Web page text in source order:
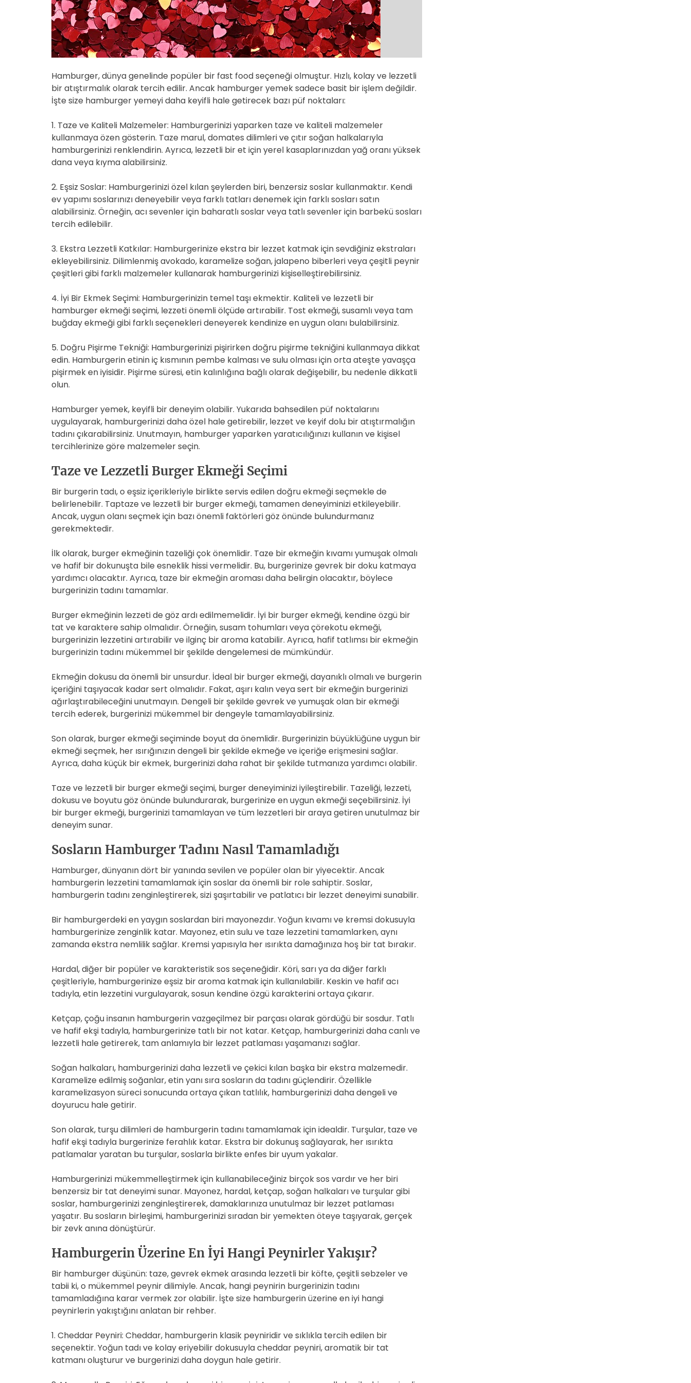
t
i
m
e
Hamburger, dünya genelinde popüler bir fast food seçeneği olmuştur. Hızlı, kolay ve lezzetli
bir atıştırmalık olarak tercih edilir. Ancak hamburger yemek sadece basit bir işlem değildir.
İşte size hamburger yemeyi daha keyifli hale getirecek bazı püf noktaları:
1. Taze ve Kaliteli Malzemeler: Hamburgerinizi yaparken taze ve kaliteli malzemeler
kullanmaya özen gösterin. Taze marul, domates dilimleri ve çıtır soğan halkalarıyla
hamburgerinizi renklendirin. Ayrıca, lezzetli bir et için yerel kasaplarınızdan yağ oranı yüksek
dana veya kıyma alabilirsiniz.
2. Eşsiz Soslar: Hamburgerinizi özel kılan şeylerden biri, benzersiz soslar kullanmaktır. Kendi
ev yapımı soslarınızı deneyebilir veya farklı tatları denemek için farklı sosları satın
alabilirsiniz. Örneğin, acı sevenler için baharatlı soslar veya tatlı sevenler için barbekü sosları
tercih edilebilir.
3. Ekstra Lezzetli Katkılar: Hamburgerinize ekstra bir lezzet katmak için sevdiğiniz ekstraları
ekleyebilirsiniz. Dilimlenmiş avokado, karamelize soğan, jalapeno biberleri veya çeşitli peynir
çeşitleri gibi farklı malzemeler kullanarak hamburgerinizi kişiselleştirebilirsiniz.
4. İyi Bir Ekmek Seçimi: Hamburgerinizin temel taşı ekmektir. Kaliteli ve lezzetli bir
hamburger ekmeği seçimi, lezzeti önemli ölçüde artırabilir. Tost ekmeği, susamlı veya tam
buğday ekmeği gibi farklı seçenekleri deneyerek kendinize en uygun olanı bulabilirsiniz.
5. Doğru Pişirme Tekniği: Hamburgerinizi pişirirken doğru pişirme tekniğini kullanmaya dikkat
edin. Hamburgerin etinin iç kısmının pembe kalması ve sulu olması için orta ateşte yavaşça
pişirmek en iyisidir. Pişirme süresi, etin kalınlığına bağlı olarak değişebilir, bu nedenle dikkatli
olun.
Hamburger yemek, keyifli bir deneyim olabilir. Yukarıda bahsedilen püf noktalarını
uygulayarak, hamburgerinizi daha özel hale getirebilir, lezzet ve keyif dolu bir atıştırmalığın
tadını çıkarabilirsiniz. Unutmayın, hamburger yaparken yaratıcılığınızı kullanın ve kişisel
tercihlerinize göre malzemeler seçin.
Taze ve Lezzetli Burger Ekmeği Seçimi
Bir burgerin tadı, o eşsiz içerikleriyle birlikte servis edilen doğru ekmeği seçmekle de
belirlenebilir. Taptaze ve lezzetli bir burger ekmeği, tamamen deneyiminizi etkileyebilir.
Ancak, uygun olanı seçmek için bazı önemli faktörleri göz önünde bulundurmanız
gerekmektedir.
İlk olarak, burger ekmeğinin tazeliği çok önemlidir. Taze bir ekmeğin kıvamı yumuşak olmalı
ve hafif bir dokunuşta bile esneklik hissi vermelidir. Bu, burgerinize gevrek bir doku katmaya
yardımcı olacaktır. Ayrıca, taze bir ekmeğin aroması daha belirgin olacaktır, böylece
burgerinizin tadını tamamlar.
Burger ekmeğinin lezzeti de göz ardı edilmemelidir. İyi bir burger ekmeği, kendine özgü bir
tat ve karaktere sahip olmalıdır. Örneğin, susam tohumları veya çörekotu ekmeği,
burgerinizin lezzetini artırabilir ve ilginç bir aroma katabilir. Ayrıca, hafif tatlımsı bir ekmeğin
burgerinizin tadını mükemmel bir şekilde dengelemesi de mümkündür.
Ekmeğin dokusu da önemli bir unsurdur. İdeal bir burger ekmeği, dayanıklı olmalı ve burgerin
içeriğini taşıyacak kadar sert olmalıdır. Fakat, aşırı kalın veya sert bir ekmeğin burgerinizi
ağırlaştırabileceğini unutmayın. Dengeli bir şekilde gevrek ve yumuşak olan bir ekmeği
tercih ederek, burgerinizi mükemmel bir dengeyle tamamlayabilirsiniz.
Son olarak, burger ekmeği seçiminde boyut da önemlidir. Burgerinizin büyüklüğüne uygun bir
ekmeği seçmek, her ısırığınızın dengeli bir şekilde ekmeğe ve içeriğe erişmesini sağlar.
Ayrıca, daha küçük bir ekmek, burgerinizi daha rahat bir şekilde tutmanıza yardımcı olabilir.
Taze ve lezzetli bir burger ekmeği seçimi, burger deneyiminizi iyileştirebilir. Tazeliği, lezzeti,
dokusu ve boyutu göz önünde bulundurarak, burgerinize en uygun ekmeği seçebilirsiniz. İyi
bir burger ekmeği, burgerinizi tamamlayan ve tüm lezzetleri bir araya getiren unutulmaz bir
deneyim sunar.
Sosların Hamburger Tadını Nasıl Tamamladığı
Hamburger, dünyanın dört bir yanında sevilen ve popüler olan bir yiyecektir. Ancak
hamburgerin lezzetini tamamlamak için soslar da önemli bir role sahiptir. Soslar,
hamburgerin tadını zenginleştirerek, sizi şaşırtabilir ve patlatıcı bir lezzet deneyimi sunabilir.
Bir hamburgerdeki en yaygın soslardan biri mayonezdır. Yoğun kıvamı ve kremsi dokusuyla
hamburgerinize zenginlik katar. Mayonez, etin sulu ve taze lezzetini tamamlarken, aynı
zamanda ekstra nemlilik sağlar. Kremsi yapısıyla her ısırıkta damağınıza hoş bir tat bırakır.
Hardal, diğer bir popüler ve karakteristik sos seçeneğidir. Köri, sarı ya da diğer farklı
çeşitleriyle, hamburgerinize eşsiz bir aroma katmak için kullanılabilir. Keskin ve hafif acı
tadıyla, etin lezzetini vurgulayarak, sosun kendine özgü karakterini ortaya çıkarır.
Ketçap, çoğu insanın hamburgerin vazgeçilmez bir parçası olarak gördüğü bir sosdur. Tatlı
ve hafif ekşi tadıyla, hamburgerinize tatlı bir not katar. Ketçap, hamburgerinizi daha canlı ve
lezzetli hale getirerek, tam anlamıyla bir lezzet patlaması yaşamanızı sağlar.
Soğan halkaları, hamburgerinizi daha lezzetli ve çekici kılan başka bir ekstra malzemedir.
Karamelize edilmiş soğanlar, etin yanı sıra sosların da tadını güçlendirir. Özellikle
karamelizasyon süreci sonucunda ortaya çıkan tatlılık, hamburgerinizi daha dengeli ve
doyurucu hale getirir.
Son olarak, turşu dilimleri de hamburgerin tadını tamamlamak için idealdir. Turşular, taze ve
hafif ekşi tadıyla burgerinize ferahlık katar. Ekstra bir dokunuş sağlayarak, her ısırıkta
patlamalar yaratan bu turşular, soslarla birlikte enfes bir uyum yakalar.
Hamburgerinizi mükemmelleştirmek için kullanabileceğiniz birçok sos vardır ve her biri
benzersiz bir tat deneyimi sunar. Mayonez, hardal, ketçap, soğan halkaları ve turşular gibi
soslar, hamburgerinizi zenginleştirerek, damaklarınıza unutulmaz bir lezzet patlaması
yaşatır. Bu sosların birleşimi, hamburgerinizi sıradan bir yemekten öteye taşıyarak, gerçek
bir zevk anına dönüştürür.
Hamburgerin Üzerine En İyi Hangi Peynirler Yakışır?
Bir hamburger düşünün: taze, gevrek ekmek arasında lezzetli bir köfte, çeşitli sebzeler ve
tabii ki, o mükemmel peynir dilimiyle. Ancak, hangi peynirin burgerinizin tadını
tamamladığına karar vermek zor olabilir. İşte size hamburgerin üzerine en iyi hangi
peynirlerin yakıştığını anlatan bir rehber.
1. Cheddar Peyniri: Cheddar, hamburgerin klasik peyniridir ve sıklıkla tercih edilen bir
seçenektir. Yoğun tadı ve kolay eriyebilir dokusuyla cheddar peyniri, aromatik bir tat
katmanı oluşturur ve burgerinizi daha doygun hale getirir.